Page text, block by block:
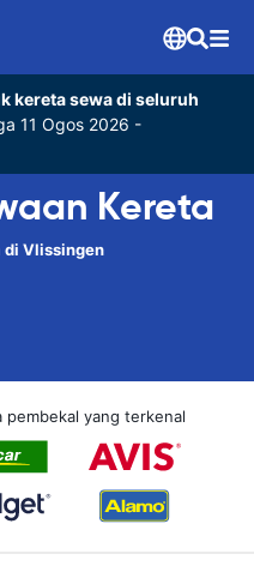
kereta sewa di seluruh
11 Ogos 2026 -
Kereta
di Vlissingen
pembekal yang terkenal